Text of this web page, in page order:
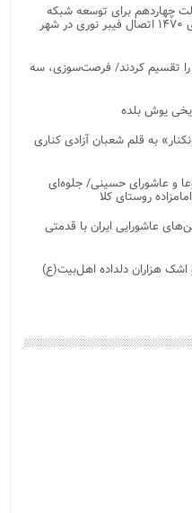
تومانی دولت چهاردهم برای توسعه شبکه
تلفن همراه و فیبر نوری در آمل/ برقراری ۱۴۷۰ اتصال فیبر نوری در شهر
تقسیم کردند/ فرصت‌سوزی، سه
یوش بلده
به قلم شعبان آزادی کناری
و عاشورای حسینی/ جلوه‌ای
روستای کلا
عاشورایی ایران با قدمتی
هزاران دلداده اهل‌بیت(ع)